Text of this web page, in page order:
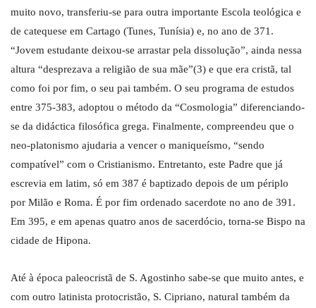
muito novo, transferiu-se para outra importante Escola teológica e
de catequese em Cartago (Tunes, Tunísia) e, no ano de 371.
“Jovem estudante deixou-se arrastar pela dissolução”, ainda nessa
altura “desprezava a religião de sua mãe”(3) e que era cristã, tal
como foi por fim, o seu pai também. O seu programa de estudos
entre 375-383, adoptou o método da “Cosmologia” diferenciando-
se da didáctica filosófica grega. Finalmente, compreendeu que o
neo-platonismo ajudaria a vencer o maniqueísmo, “sendo
compatível” com o Cristianismo. Entretanto, este Padre que já
escrevia em latim, só em 387 é baptizado depois de um périplo
por Milão e Roma. É por fim ordenado sacerdote no ano de 391.
Em 395, e em apenas quatro anos de sacerdócio, torna-se Bispo na
cidade de Hipona.
Até à época paleocristã de S. Agostinho sabe-se que muito antes, e
com outro latinista protocristão, S. Cipriano, natural também da